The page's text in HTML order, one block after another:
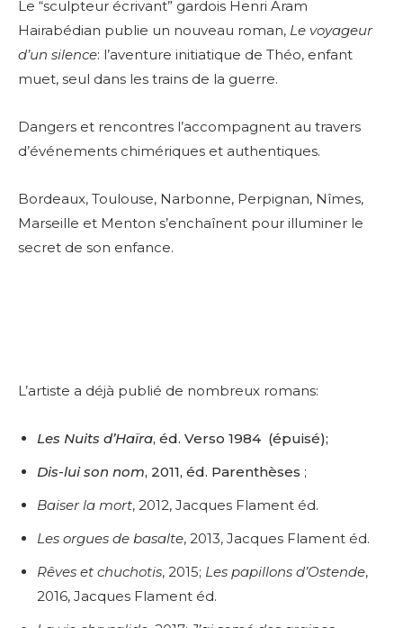
Le “sculpteur écrivant” gardois Henri Aram
Hairabédian publie un nouveau roman, Le voyageur
d’un silence: l’aventure initiatique de Théo, enfant
muet, seul dans les trains de la guerre.
Dangers et rencontres l’accompagnent au travers
d’événements chimériques et authentiques.
Bordeaux, Toulouse, Narbonne, Perpignan, Nîmes,
Marseille et Menton s’enchaînent pour illuminer le
secret de son enfance.
L’artiste a déjà publié de nombreux romans:
Les Nuits d’Haïra, éd. Verso 1984 (épuisé);
Dis-lui son nom, 2011, éd. Parenthèses ;
Baiser la mort, 2012, Jacques Flament éd.
Les orgues de basalte, 2013, Jacques Flament éd.
Rêves et chuchotis, 2015; Les papillons d’Ostende,
2016, Jacques Flament éd.